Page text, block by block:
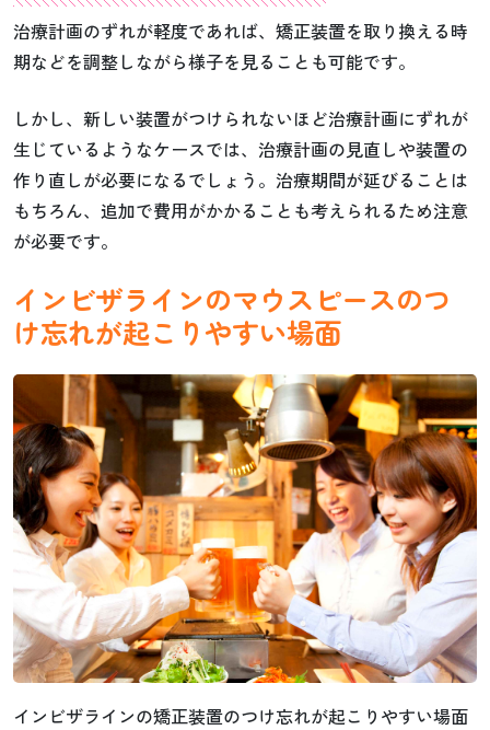
治療計画のずれが軽度であれば、矯正装置を取り換える時
期などを調整しながら様子を見ることも可能です。
しかし、新しい装置がつけられないほど治療計画にずれが
生じているようなケースでは、治療計画の見直しや装置の
作り直しが必要になるでしょう。治療期間が延びることは
もちろん、追加で費用がかかることも考えられるため注意
が必要です。
インビザラインのマウスピースのつ
け忘れが起こりやすい場面
インビザラインの矯正装置のつけ忘れが起こりやすい場面